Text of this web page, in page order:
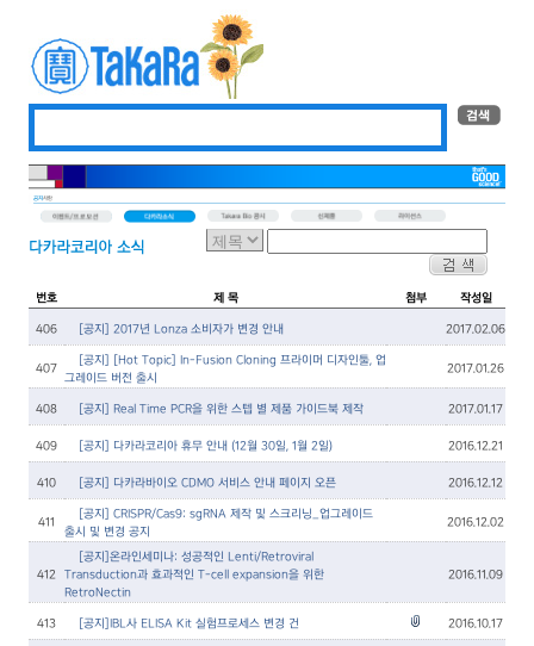
번호 제 목 첨부 작성일
406 [공지] 2017년 Lonza 소비자가 변경 안내 2017.02.06
407
[공지] [Hot Topic] In-Fusion Cloning 프라이머 디자인툴, 업
그레이드 버전 출시
2017.01.26
408 [공지] Real Time PCR을 위한 스텝 별 제품 가이드북 제작 2017.01.17
409 [공지] 다카라코리아 휴무 안내 (12월 30일, 1월 2일) 2016.12.21
410 [공지] 다카라바이오 CDMO 서비스 안내 페이지 오픈 2016.12.12
411
[공지] CRISPR/Cas9: sgRNA 제작 및 스크리닝_업그레이드
출시 및 변경 공지
2016.12.02
412
[공지]온라인세미나: 성공적인 Lenti/Retroviral
Transduction과 효과적인 T-cell expansion을 위한
RetroNectin
2016.11.09
413 [공지]IBL사 ELISA Kit 실험프로세스 변경 건 2016.10.17